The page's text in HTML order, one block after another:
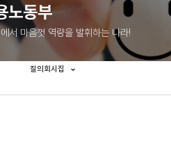
노동부
서 마음껏 역량을 발휘하는 나라!
질의회시집